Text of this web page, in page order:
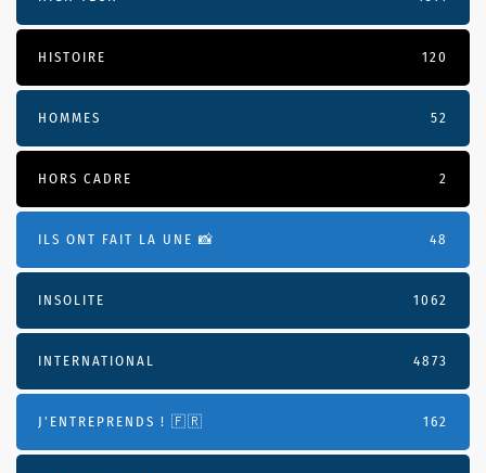
HISTOIRE 120
HOMMES 52
HORS CADRE 2
ILS ONT FAIT LA UNE 📸 48
INSOLITE 1062
INTERNATIONAL 4873
J'ENTREPRENDS ! 🇫🇷 162